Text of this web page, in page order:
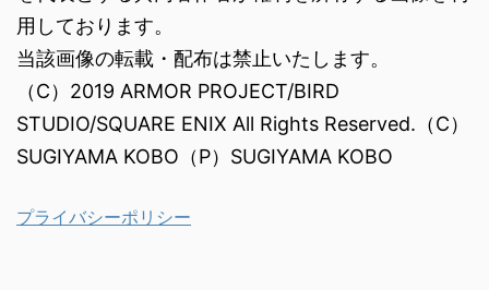
用しております。
当該画像の転載・配布は禁止いたします。
（C）2019 ARMOR PROJECT/BIRD
STUDIO/SQUARE ENIX All Rights Reserved.（C）
SUGIYAMA KOBO（P）SUGIYAMA KOBO
プライバシーポリシー